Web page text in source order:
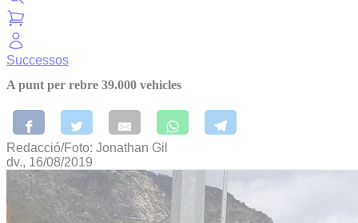
Successos
A punt per rebre 39.000 vehicles
Redacció/Foto: Jonathan Gil
dv., 16/08/2019